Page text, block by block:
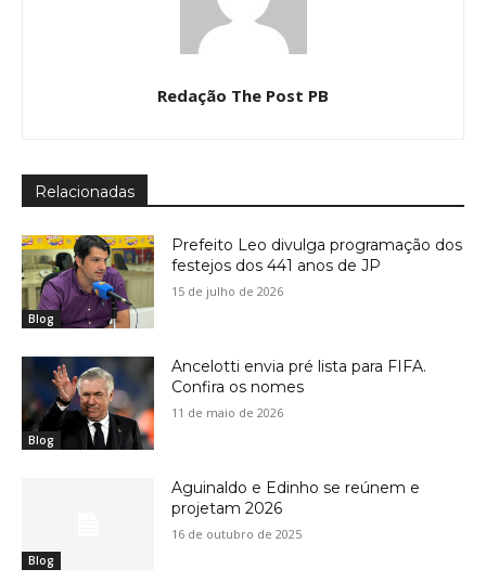
Redação The Post PB
Relacionadas
Blog
Prefeito Leo divulga programação dos
festejos dos 441 anos de JP
15 de julho de 2026
Blog
Ancelotti envia pré lista para FIFA.
Confira os nomes
11 de maio de 2026
Blog
Aguinaldo e Edinho se reúnem e
projetam 2026
16 de outubro de 2025